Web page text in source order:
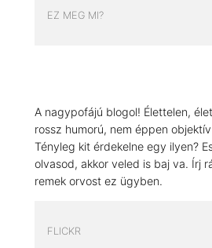
EZ MEG MI?
A nagypofájú blogol! Élettelen,
rossz humorú, nem éppen
Tényleg kit érdekelne egy ilyen?
olvasod, akkor veled is baj va. Írj
remek orvost ez ügyben.
FLICKR